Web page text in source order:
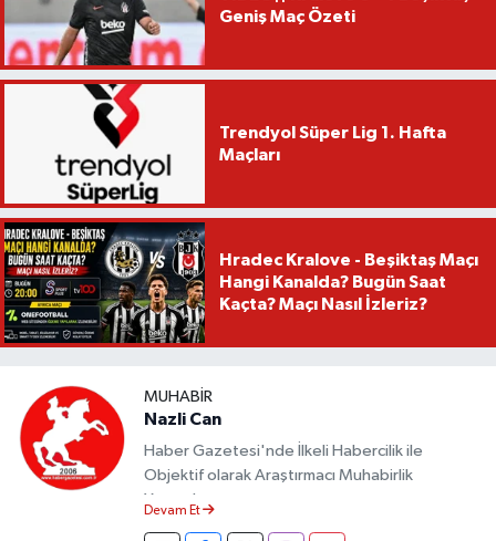
Geniş Maç Özeti
Trendyol Süper Lig 1. Hafta
Maçları
Hradec Kralove - Beşiktaş Maçı
Hangi Kanalda? Bugün Saat
Kaçta? Maçı Nasıl İzleriz?
MUHABIR
Nazli Can
Haber Gazetesi'nde İlkeli Habercilik ile
Objektif olarak Araştırmacı Muhabirlik
Yapmaktayım.
Devam Et